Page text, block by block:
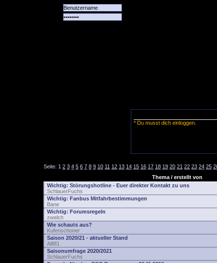
* Du musst dich einloggen.
Seite: 1 2 3 4 5 6 7 8 9 10 11 12 13 14 15 16 17 18 19 20 21 22 23 24 25
Thema / erstellt von
Wichtig: Störungshotline - Euer direkter Kontakt zu uns
SchlauerFuchs
Wichtig: Fanbus Mitfahrbestimmungen
Bane
Wichtig: Forumsregeln
zwelch
Wie schauts aus?
Kufenschoner
Saison 2020/21 - aktueller Stand
Alfi81
Saisonumfrage 2020/2021
SchlauerFuchs